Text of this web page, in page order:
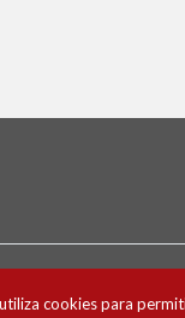
cookies para